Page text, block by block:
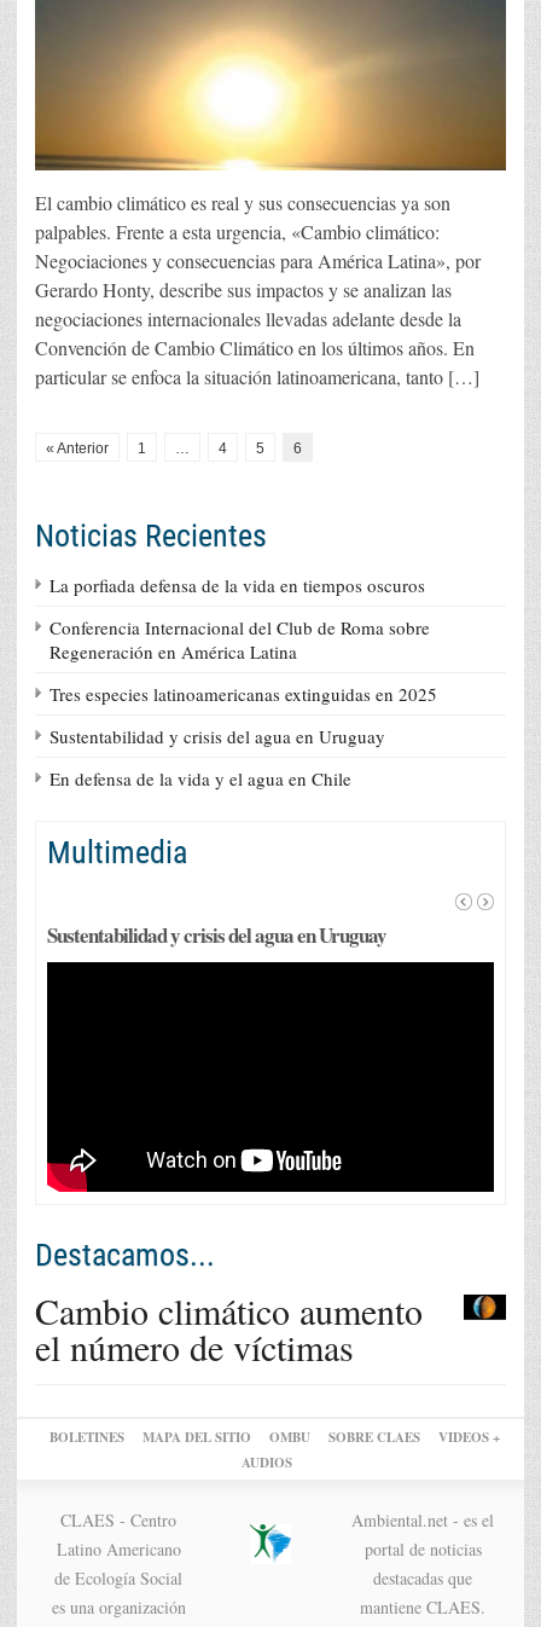
El cambio climático es real y sus consecuencias ya son
palpables. Frente a esta urgencia, «Cambio climático:
Negociaciones y consecuencias para América Latina», por
Gerardo Honty, describe sus impactos y se analizan las
negociaciones internacionales llevadas adelante desde la
Convención de Cambio Climático en los últimos años. En
particular se enfoca la situación latinoamericana, tanto […]
« Anterior 1 … 4 5 6
Noticias Recientes
La porfiada defensa de la vida en tiempos oscuros
Conferencia Internacional del Club de Roma sobre
Regeneración en América Latina
Tres especies latinoamericanas extinguidas en 2025
Sustentabilidad y crisis del agua en Uruguay
En defensa de la vida y el agua en Chile
Multimedia
Sustentabilidad y crisis del agua en Uruguay
Destacamos...
Cambio climático aumento
el número de víctimas
BOLETINES MAPA DEL SITIO OMBU SOBRE CLAES
VIDEOS +
AUDIOS
CLAES - Centro
Latino Americano
de Ecología Social
es una organización
Ambiental.net - es el
portal de noticias
destacadas que
mantiene CLAES.